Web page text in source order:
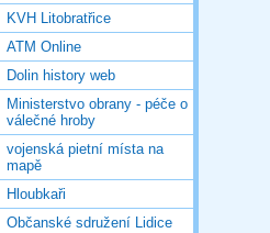
KVH Litobratřice
ATM Online
Dolin history web
Ministerstvo obrany - péče o
válečné hroby
vojenská pietní místa na
mapě
Hloubkaři
Občanské sdružení Lidice